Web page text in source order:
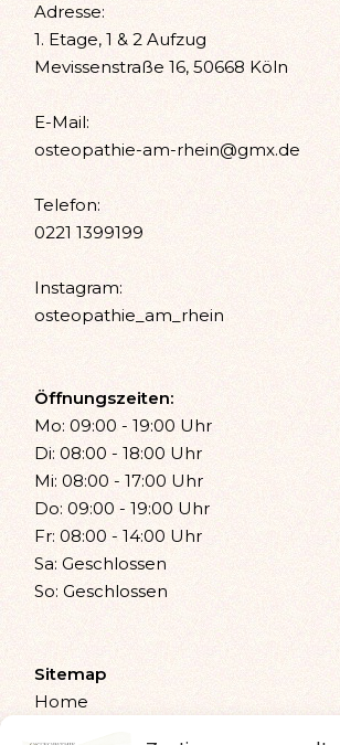
Adresse:
1. Etage, 1 & 2 Aufzug
Mevissenstraße 16, 50668 Köln
E-Mail:
osteopathie-am-rhein@gmx.de
Telefon:
0221 1399199
Instagram:
osteopathie_am_rhein
Öffnungszeiten:
Mo: 09:00 - 19:00 Uhr
Di: 08:00 - 18:00 Uhr
Mi: 08:00 - 17:00 Uhr
Do: 09:00 - 19:00 Uhr
Fr: 08:00 - 14:00 Uhr
Sa: Geschlossen
So: Geschlossen
Sitemap
Home